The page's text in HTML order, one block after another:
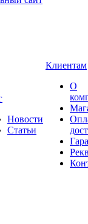
Новости
Статьи
Клиентам
О